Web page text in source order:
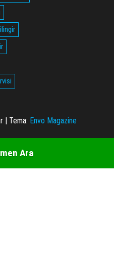
| Tema: Envo Magazine
Ara